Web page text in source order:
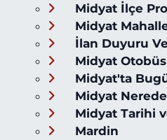
Midyat İlçe
Midyat
İlan Duyuru
Midyat Otobüs
Midyat'ta
Midyat
Midyat Tarihi
Mardin